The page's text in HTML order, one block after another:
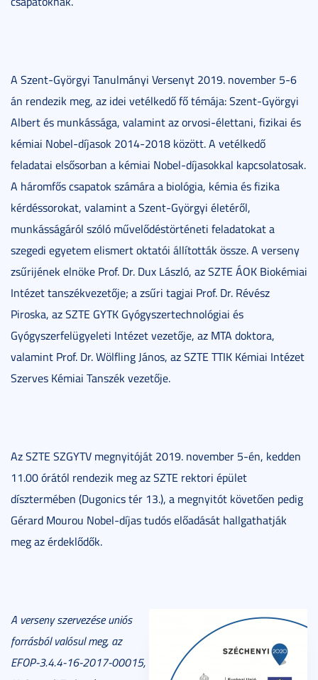
A Szent-Györgyi Tanulmányi Versenyt 2019. november 5-6
án rendezik meg, az idei vetélkedő fő témája: Szent-Györgyi
Albert és munkássága, valamint az orvosi-élettani, fizikai és
kémiai Nobel-díjasok 2014-2018 között. A vetélkedő
feladatai elsősorban a kémiai Nobel-díjasokkal kapcsolatosak.
A háromfős csapatok számára a biológia, kémia és fizika
kérdéssorokat, valamint a Szent-Györgyi életéről,
munkásságáról szóló művelődéstörténeti feladatokat a
szegedi egyetem elismert oktatói állították össze. A verseny
zsűrijének elnöke Prof. Dr. Dux László, az SZTE ÁOK Biokémiai
Intézet tanszékvezetője; a zsűri tagjai Prof. Dr. Révész
Piroska, az SZTE GYTK Gyógyszertechnológiai és
Gyógyszerfelügyeleti Intézet vezetője, az MTA doktora,
valamint Prof. Dr. Wölfling János, az SZTE TTIK Kémiai Intézet
Szerves Kémiai Tanszék vezetője.
Az SZTE SZGYTV megnyitóját 2019. november 5-én, kedden
11.00 órától rendezik meg az SZTE rektori épület
dísztermében (Dugonics tér 13.), a megnyitót követően pedig
Gérard Mourou Nobel-díjas tudós előadását hallgathatják
meg az érdeklődők.
A verseny szervezése uniós
forrásból valósul meg, az
EFOP-3.4.4-16-2017-00015,